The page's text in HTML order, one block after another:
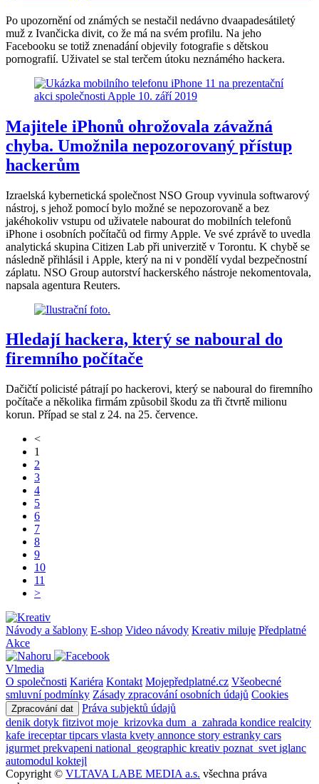
Po upozornění od známých se nestačil nedávno dvaapadesátiletý
muž z Ivančicka divit, co že má na svém profilu. Na jeho
Facebooku se totiž znenadání objevily fotografie s dětskou
pornografií. Uživatel se stal terčem útoku neznámého hackera.
Majitele iPhonů ohrožovala závažná
chyba. Umožnila nepozorovaný přístup
hackerům
Izraelská kybernetická společnost NSO Group vyvinula softwarový
nástroj, s jehož pomocí bylo možné se nepozorovaně a bez
jakéhokoliv vstupu od uživatele nabourat do mobilních telefonů
iPhone i osobních počítačů od firmy Apple. Ve své zprávě to uvedla
analytická skupina Citizen Lab při univerzitě v Torontu. K chybě se
následně přihlásil i Apple, který na ni v pondělí vydal bezpečnostní
záplatu. NSO Group autorství hackerského nástroje nekomentovala,
napsala agentura Reuters.
Hledají hackera, který se naboural do
firemního počítače
Dačičtí policisté pátrají po hackerovi, který se naboural do firemního
počítače a několika firmám způsobil škodu za tři čtvrtě milionu
korun. Případ se stal z 24. na 25. července.
<
1
2
3
4
5
6
7
8
9
10
11
>
Návody a šablony E-shop Video návody Kreativ miluje Předplatné
Akce
Vlmedia
O společnosti Kariéra Kontakt Mojepředplatné.cz Všeobecné
smluvní podmínky Zásady zpracování osobních údajů Cookies
Zpracování dat
Práva subjektů údajů
denik dotyk fitzivot moje_krizovka dum_a_zahrada kondice realcity
kafe ireceptartipcars vlasta kvety annonce story estranky cars
igurmet prekvapeni national_geographic kreativ poznat_svet iglanc
automodul koktejl
Copyright © VLTAVA LABE MEDIA a.s. všechna práva